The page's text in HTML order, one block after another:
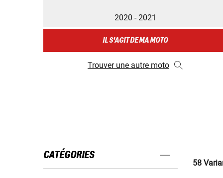
2020 - 2021
IL S'AGIT DE MA MOTO
Trouver une autre moto
CATÉGORIES
58